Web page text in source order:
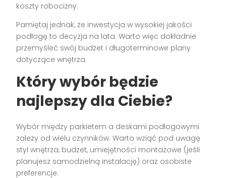
koszty robocizny.
Pamiętaj jednak, że inwestycja w wysokiej jakości
podłogę to decyzja na lata. Warto więc dokładnie
przemyśleć swój budżet i długoterminowe plany
dotyczące wnętrza.
Który wybór będzie
najlepszy dla Ciebie?
Wybór między parkietem a deskami podłogowymi
zależy od wielu czynników. Warto wziąć pod uwagę
styl wnętrza, budżet, umiejętności montażowe (jeśli
planujesz samodzielną instalację) oraz osobiste
preferencje.